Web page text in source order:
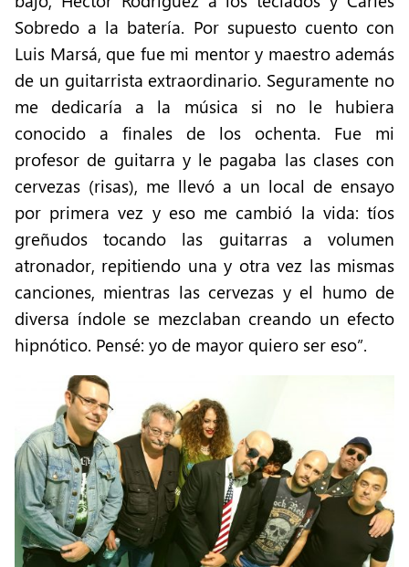
Sobredo a la batería. Por supuesto cuento con
Luis Marsá, que fue mi mentor y maestro además
de un guitarrista extraordinario. Seguramente no
me dedicaría a la música si no le hubiera
conocido a finales de los ochenta. Fue mi
profesor de guitarra y le pagaba las clases con
cervezas (risas), me llevó a un local de ensayo
por primera vez y eso me cambió la vida: tíos
greñudos tocando las guitarras a volumen
atronador, repitiendo una y otra vez las mismas
canciones, mientras las cervezas y el humo de
diversa índole se mezclaban creando un efecto
hipnótico. Pensé: yo de mayor quiero ser eso”.